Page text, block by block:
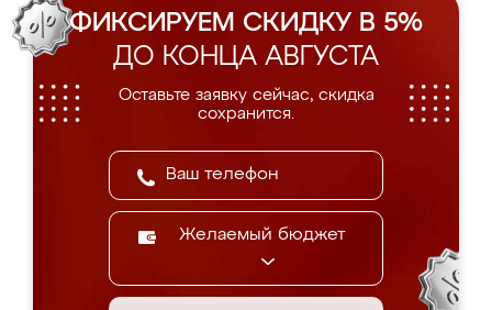
ФИКСИРУЕМ СКИДКУ В 5%
ДО КОНЦА АВГУСТА
Оставьте заявку сейчас, скидка
сохранится.
Желаемый бюджет